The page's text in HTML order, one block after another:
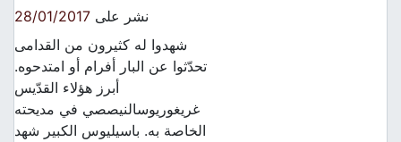
نشر على28/01/2017
شهدوا له كثيرون من القدامى
تحدّثوا عن البار أفرام أو امتدحوه.
أبرز هؤلاء القدّيس
غريغوريوسالنيصصي في مديحته
الخاصة به. باسيليوس الكبير شهد